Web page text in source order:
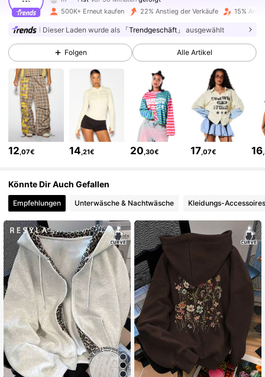
ist am Durchsuchen
4,81
869K Follower
4,81 869K Follower
869K Follower
869K Follower
4,81
4,81 869K Follower
4,81 869K Follower
4,81 869K Follower
4,81 869K Follower
500K+ Erneut kaufen 22% Anstieg der Verkäufe 15%
Dieser Laden wurde als 「Trendgeschäft」 ausgewählt
Folgen Alle Artikel
12,07€ 14,21€ 20,30€ 17,07€ 16
Könnte Dir Auch Gefallen
Empfehlungen Unterwäsche & Nachtwäsche Kleidungs-Accessoires